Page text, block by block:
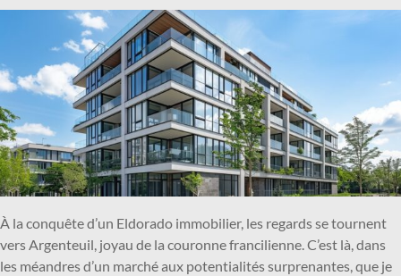
À la conquête d’un Eldorado immobilier, les regards se tournent
vers Argenteuil, joyau de la couronne francilienne. C’est là, dans
les méandres d’un marché aux potentialités surprenantes, que je